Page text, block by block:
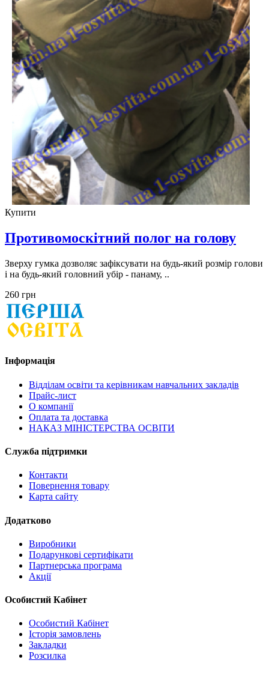
Купити
Противомоскітний полог на голову
Зверху гумка дозволяє зафіксувати на будь-який розмір голови
і на будь-який головний убір - панаму, ..
260 грн
Інформація
Відділам освіти та керівникам навчальних закладів
Прайс-лист
О компанії
Оплата та доставка
НАКАЗ МІНІСТЕРСТВА ОСВІТИ
Служба підтримки
Контакти
Повернення товару
Карта сайту
Додатково
Виробники
Подарункові сертифікати
Партнерська програма
Акції
Особистий Кабінет
Особистий Кабінет
Історія замовлень
Закладки
Розсилка